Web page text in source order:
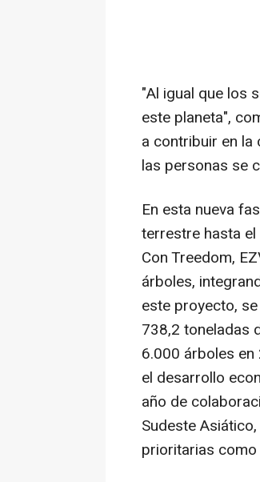
"Al igual que los
este planeta",
a contribuir en
las personas se
En esta nueva
terrestre hasta
Con Treedom,
árboles,
este proyecto,
738,2 toneladas
6.000 árboles
el desarrollo
año de
Sudeste
prioritarias